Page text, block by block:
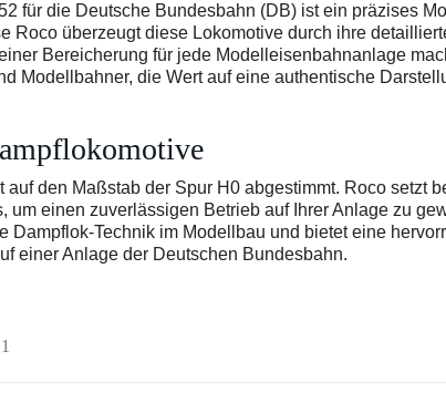
für die Deutsche Bundesbahn (DB) ist ein präzises
Roco überzeugt diese Lokomotive durch ihre
Bereicherung für jede Modelleisenbahnanlage
Modellbahner, die Wert auf eine authentische
den Maßstab der Spur H0 abgestimmt. Roco setzt
um einen zuverlässigen Betrieb auf Ihrer Anlage zu
Dampflok-Technik im Modellbau und bietet eine
einer Anlage der Deutschen Bundesbahn.